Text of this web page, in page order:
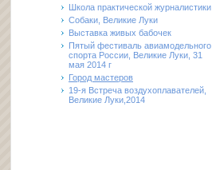
Школа практической журналистики
Собаки, Великие Луки
Выставка живых бабочек
Пятый фестиваль авиамодельного
спорта России, Великие Луки, 31
мая 2014 г
Город мастеров
19-я Встреча воздухоплавателей,
Великие Луки,2014